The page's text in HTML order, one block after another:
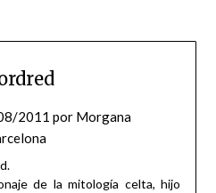
2011 por Morgana
de la mitología celta, hijo